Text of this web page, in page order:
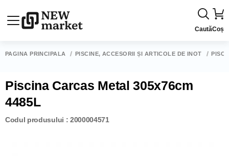
CautăCoș
PAGINA PRINCIPALĂ PISCINE, ACCESORII ȘI ARTICOLE DE ÎNOT
Piscina Carcas Metal 305x76cm
4485L
Codul produsului : 2000004571